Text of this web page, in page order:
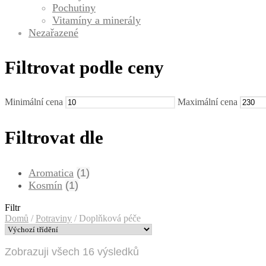
Pochutiny
Vitamíny a minerály
Nezařazené
Filtrovat podle ceny
Minimální cena Maximální cena
Filtrovat dle
Aromatica (1)
Kosmín (1)
Filtr
Domů / Potraviny /Doplňková péče
Zobrazuji všech 16 výsledků